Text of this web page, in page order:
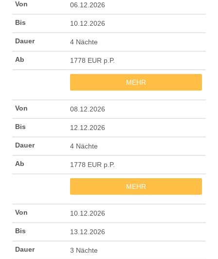
06.12.2026
10.12.2026
4 Nächte
1778 EUR p.P.
MEHR
08.12.2026
12.12.2026
4 Nächte
1778 EUR p.P.
MEHR
10.12.2026
13.12.2026
3 Nächte